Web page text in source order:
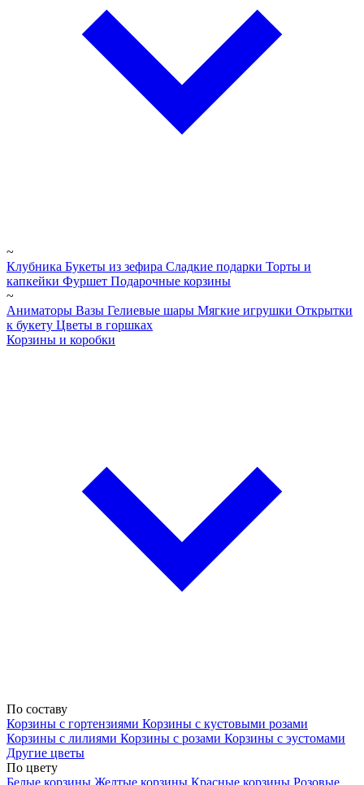
~
Клубника Букеты из зефира Сладкие подарки Торты и
капкейки Фуршет Подарочные корзины
~
Аниматоры Вазы Гелиевые шары Мягкие игрушки Открытки
к букету Цветы в горшках
Корзины и коробки
По составу
Корзины с гортензиями Корзины с кустовыми розами
Корзины с лилиями Корзины с розами Корзины с эустомами
Другие цветы
По цвету
Белые корзины Желтые корзины Красные корзины Розовые